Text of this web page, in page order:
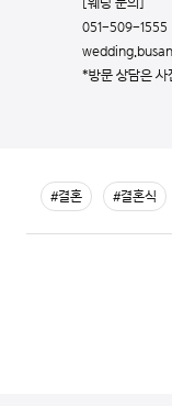
051-509-1555
*방문 상담은 사
#결혼 #결혼식